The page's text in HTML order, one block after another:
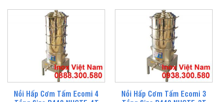
Nồi Hấp Cơm Tấm Ecomi 4
Nồi Hấp Cơm Tấm Ecomi 3